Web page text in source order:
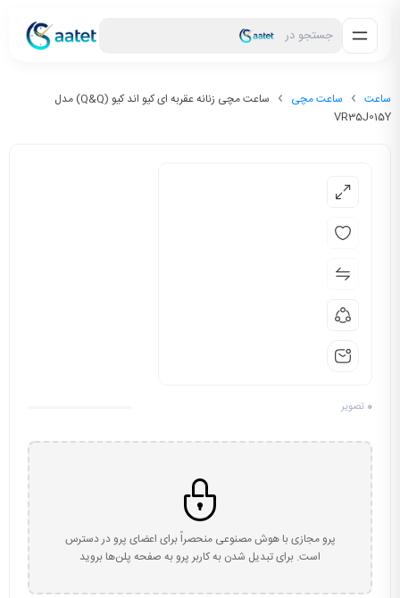
جستجو در
ساعت ساعت مچی
ساعت مچی زنانه عقربه ای کیو اند کیو (Q&Q) مدل
VR35J015Y
0 تصویر
پرو مجازی با هوش مصنوعی منحصراً برای اعضای پرو در دسترس
است. برای تبدیل شدن به کاربر پرو به صفحه پلن‌ها بروید